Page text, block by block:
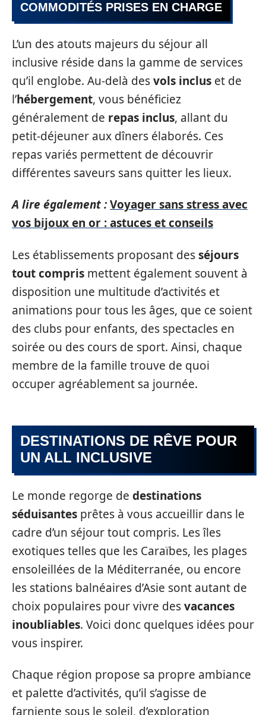
COMMODITÉS PRISES EN CHARGE
L’un des atouts majeurs du séjour all
inclusive réside dans la gamme de services
qu’il englobe. Au-delà desvols inclus et de
l’hébergement, vous bénéficiez
généralement de repas inclus, allant du
petit-déjeuner aux dîners élaborés. Ces
repas variés permettent de découvrir
différentes saveurs sans quitter les lieux.
A lire également :Voyager sans stress avec
vos bijoux en or : astuces et conseils
Les établissements proposant desséjours
tout compris mettent également souvent à
disposition une multitude d’activités et
animations pour tous les âges, que ce soient
des clubs pour enfants, des spectacles en
soirée ou des cours de sport. Ainsi, chaque
membre de la famille trouve de quoi
occuper agréablement sa journée.
DESTINATIONS DE RÊVE POUR
UN ALL INCLUSIVE
Le monde regorge de destinations
séduisantes prêtes à vous accueillir dans le
cadre d’un séjour tout compris. Les îles
exotiques telles que les Caraïbes, les plages
ensoleillées de la Méditerranée, ou encore
les stations balnéaires d’Asie sont autant de
choix populaires pour vivre desvacances
inoubliables. Voici donc quelques idées pour
vous inspirer.
Chaque région propose sa propre ambiance
et palette d’activités, qu’il s’agisse de
farniente sous le soleil, d’exploration